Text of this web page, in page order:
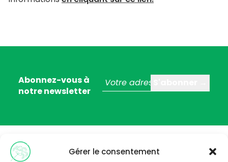
Gérer le consentement
Abonnez-vous à
notre newsletter